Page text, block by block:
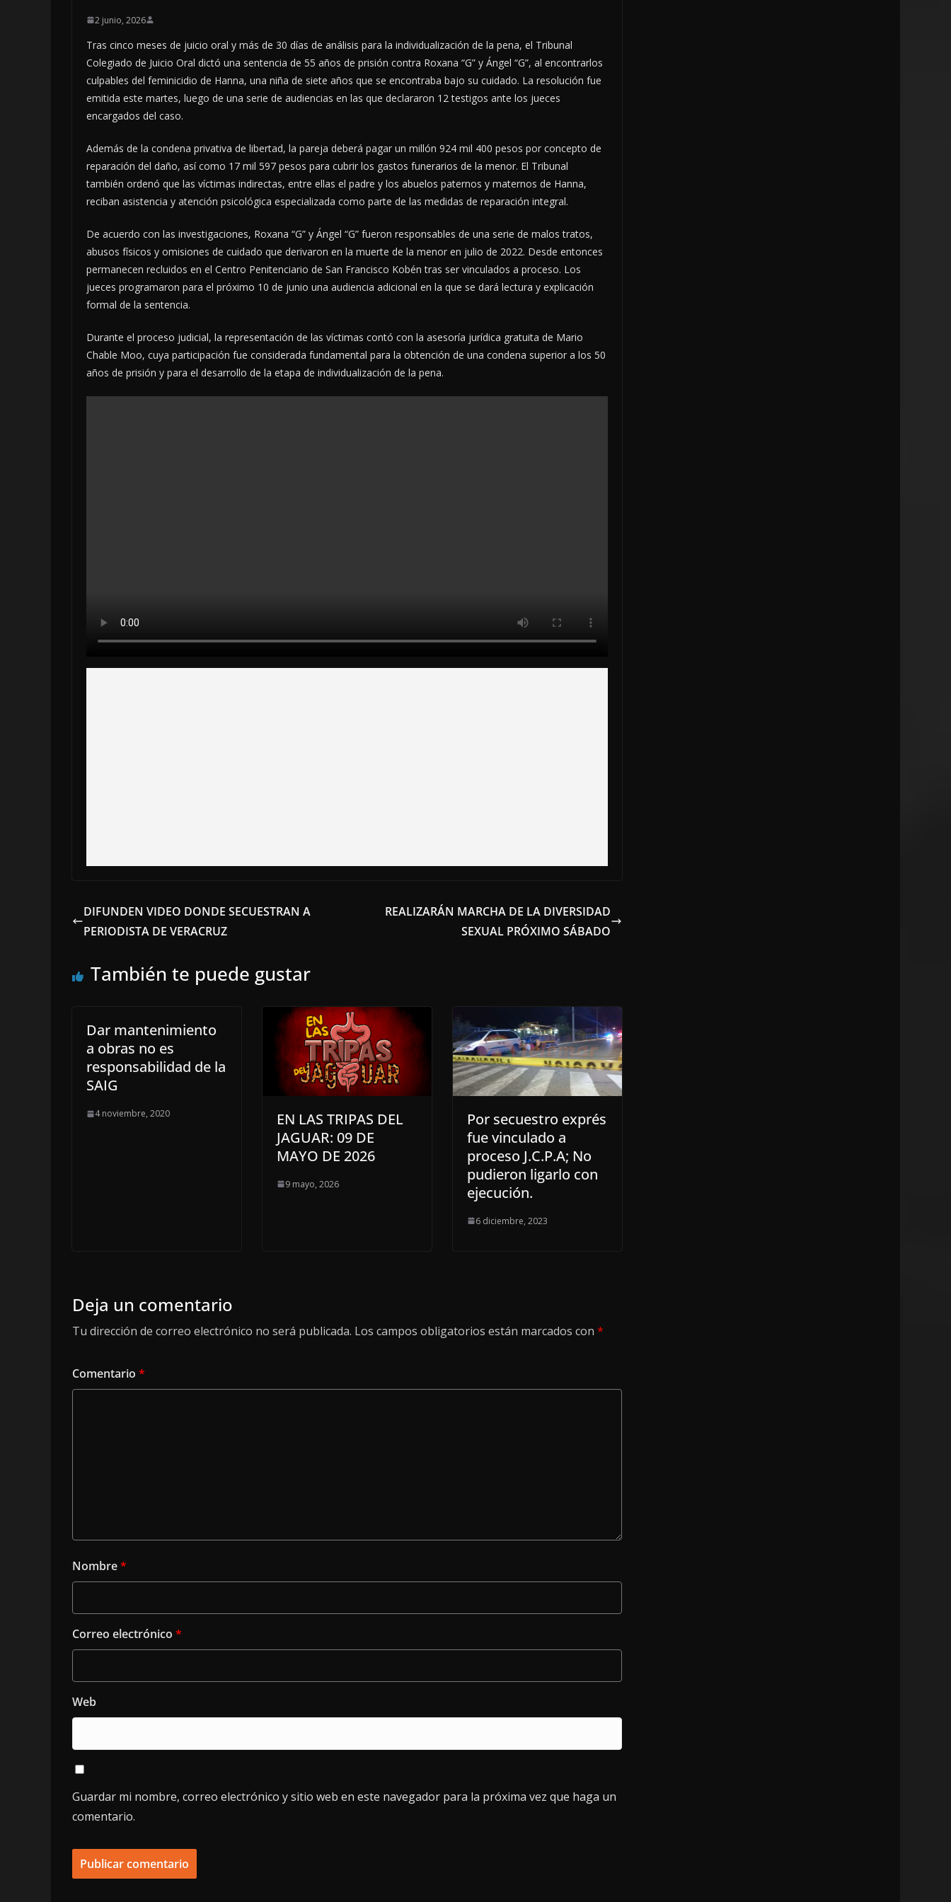
2 junio, 2026
Tras cinco meses de juicio oral y más de 30 días de análisis para la individualización de la pena, el Tribunal
Colegiado de Juicio Oral dictó una sentencia de 55 años de prisión contra Roxana “G” y Ángel “G”, al encontrarlos
culpables del feminicidio de Hanna, una niña de siete años que se encontraba bajo su cuidado. La resolución fue
emitida este martes, luego de una serie de audiencias en las que declararon 12 testigos ante los jueces
encargados del caso.
Además de la condena privativa de libertad, la pareja deberá pagar un millón 924 mil 400 pesos por concepto de
reparación del daño, así como 17 mil 597 pesos para cubrir los gastos funerarios de la menor. El Tribunal
también ordenó que las víctimas indirectas, entre ellas el padre y los abuelos paternos y maternos de Hanna,
reciban asistencia y atención psicológica especializada como parte de las medidas de reparación integral.
De acuerdo con las investigaciones, Roxana “G” y Ángel “G” fueron responsables de una serie de malos tratos,
abusos físicos y omisiones de cuidado que derivaron en la muerte de la menor en julio de 2022. Desde entonces
permanecen recluidos en el Centro Penitenciario de San Francisco Kobén tras ser vinculados a proceso. Los
jueces programaron para el próximo 10 de junio una audiencia adicional en la que se dará lectura y explicación
formal de la sentencia.
Durante el proceso judicial, la representación de las víctimas contó con la asesoría jurídica gratuita de Mario
Chable Moo, cuya participación fue considerada fundamental para la obtención de una condena superior a los 50
años de prisión y para el desarrollo de la etapa de individualización de la pena.
DIFUNDEN VIDEO DONDE SECUESTRAN A
PERIODISTA DE VERACRUZ
REALIZARÁN MARCHA DE LA DIVERSIDAD
SEXUAL PRÓXIMO SÁBADO
También te puede gustar
Dar mantenimiento
a obras no es
responsabilidad de la
SAIG
4 noviembre, 2020
EN LAS TRIPAS DEL
JAGUAR: 09 DE
MAYO DE 2026
9 mayo, 2026
Por secuestro exprés
fue vinculado a
proceso J.C.P.A; No
pudieron ligarlo con
ejecución.
6 diciembre, 2023
Deja un comentario
Tu dirección de correo electrónico no será publicada. Los campos obligatorios están marcados con *
Comentario *
Nombre*
Correo electrónico *
Web
Guardar mi nombre, correo electrónico y sitio web en este navegador para la próxima vez que haga un
comentario.